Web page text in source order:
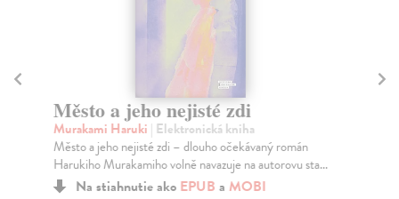
Město a jeho nejisté zdi
Murakami Haruki | Elektronická kniha
Město a jeho nejisté zdi – dlouho očekávaný román
Harukiho Murakamiho volně navazuje na autorovu sta...
Na stiahnutie ako EPUB a MOBI